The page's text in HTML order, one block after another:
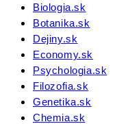
Biologia.sk
Botanika.sk
Dejiny.sk
Economy.sk
Psychologia.sk
Filozofia.sk
Genetika.sk
Chemia.sk